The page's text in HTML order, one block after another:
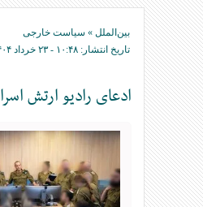
بین‌الملل » سیاست خارجی
تاریخ انتشار: ۱۰:۴۸ - ۲۳ خرداد ۱۴۰۴ -
ادعای رادیو ارتش